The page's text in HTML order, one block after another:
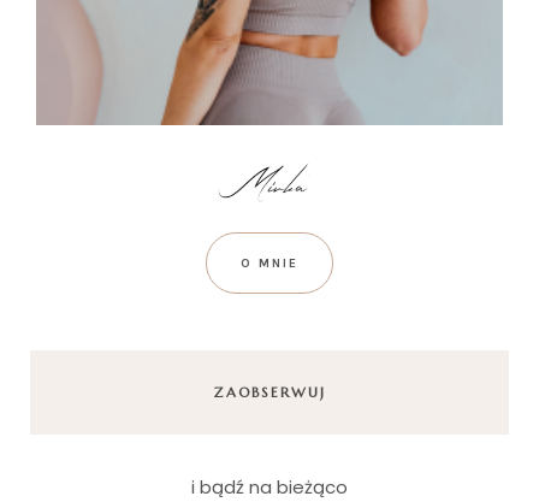
O MNIE
ZAOBSERWUJ
i bądź na bieżąco